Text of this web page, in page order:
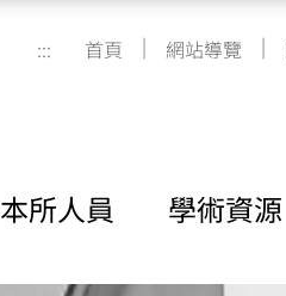
::: 首頁 | 網站導覽 |
本所人員 學術資源